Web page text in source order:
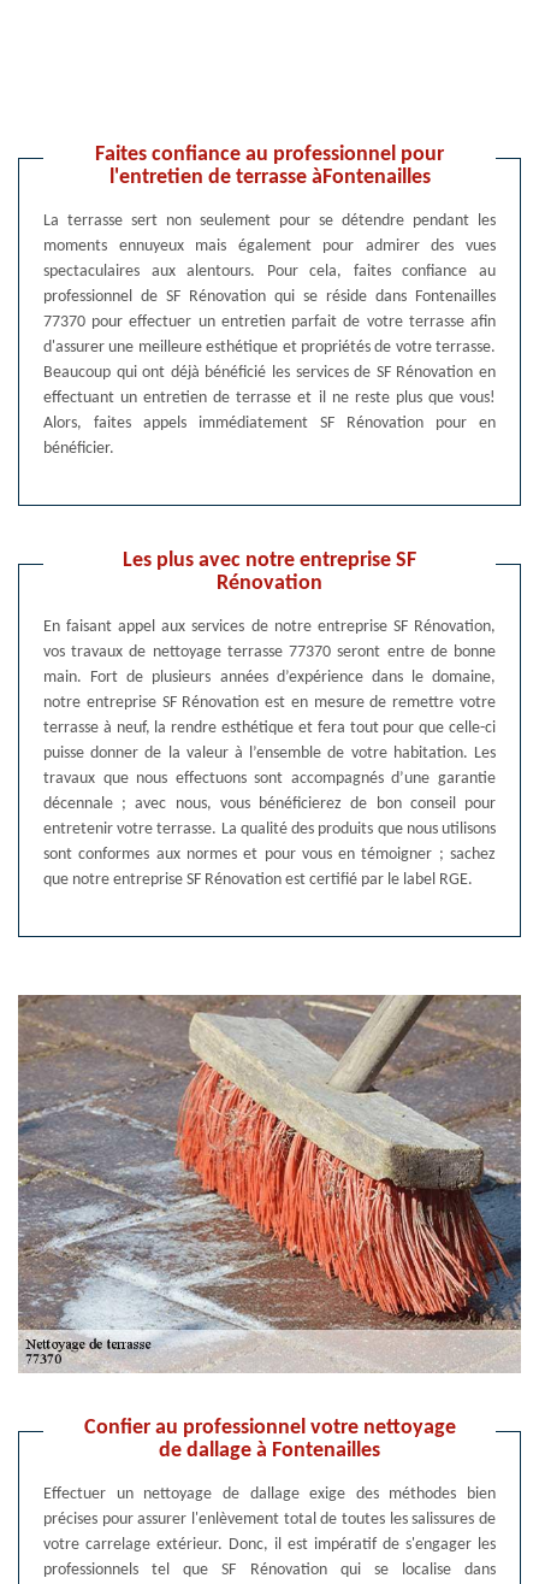
Faites confiance au professionnel pour
l'entretien de terrasse àFontenailles
La terrasse sert non seulement pour se détendre pendant les
moments ennuyeux mais également pour admirer des vues
spectaculaires aux alentours. Pour cela, faites confiance au
professionnel de SF Rénovation qui se réside dans Fontenailles
77370 pour effectuer un entretien parfait de votre terrasse afin
d'assurer une meilleure esthétique et propriétés de votre terrasse.
Beaucoup qui ont déjà bénéficié les services de SF Rénovation en
effectuant un entretien de terrasse et il ne reste plus que vous!
Alors, faites appels immédiatement SF Rénovation pour en
bénéficier.
Les plus avec notre entreprise SF
Rénovation
En faisant appel aux services de notre entreprise SF Rénovation,
vos travaux de nettoyage terrasse 77370 seront entre de bonne
main. Fort de plusieurs années d’expérience dans le domaine,
notre entreprise SF Rénovation est en mesure de remettre votre
terrasse à neuf, la rendre esthétique et fera tout pour que celle-ci
puisse donner de la valeur à l’ensemble de votre habitation. Les
travaux que nous effectuons sont accompagnés d’une garantie
décennale ; avec nous, vous bénéficierez de bon conseil pour
entretenir votre terrasse. La qualité des produits que nous utilisons
sont conformes aux normes et pour vous en témoigner ; sachez
que notre entreprise SF Rénovation est certifié par le label RGE.
Confier au professionnel votre nettoyage
de dallage à Fontenailles
Effectuer un nettoyage de dallage exige des méthodes bien
précises pour assurer l'enlèvement total de toutes les salissures de
votre carrelage extérieur. Donc, il est impératif de s'engager les
professionnels tel que SF Rénovation qui se localise dans